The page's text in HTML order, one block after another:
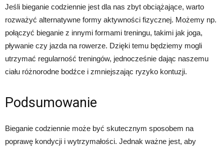
Jeśli bieganie codziennie jest dla nas zbyt obciążające, warto
rozważyć alternatywne formy aktywności fizycznej. Możemy np.
połączyć bieganie z innymi formami treningu, takimi jak joga,
pływanie czy jazda na rowerze. Dzięki temu będziemy mogli
utrzymać regularność treningów, jednocześnie dając naszemu
ciału różnorodne bodźce i zmniejszając ryzyko kontuzji.
Podsumowanie
Bieganie codziennie może być skutecznym sposobem na
poprawę kondycji i wytrzymałości. Jednak ważne jest, aby